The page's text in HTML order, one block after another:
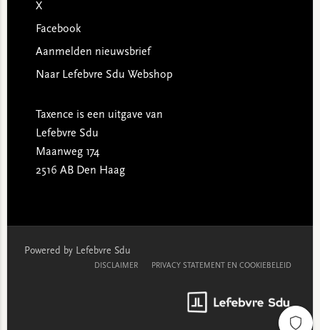
X
Facebook
Aanmelden nieuwsbrief
Naar Lefebvre Sdu Webshop
Taxence is een uitgave van
Lefebvre Sdu
Maanweg 174
2516 AB Den Haag
Powered by Lefebvre Sdu
DISCLAIMER PRIVACY STATEMENT EN COOKIEBELEID